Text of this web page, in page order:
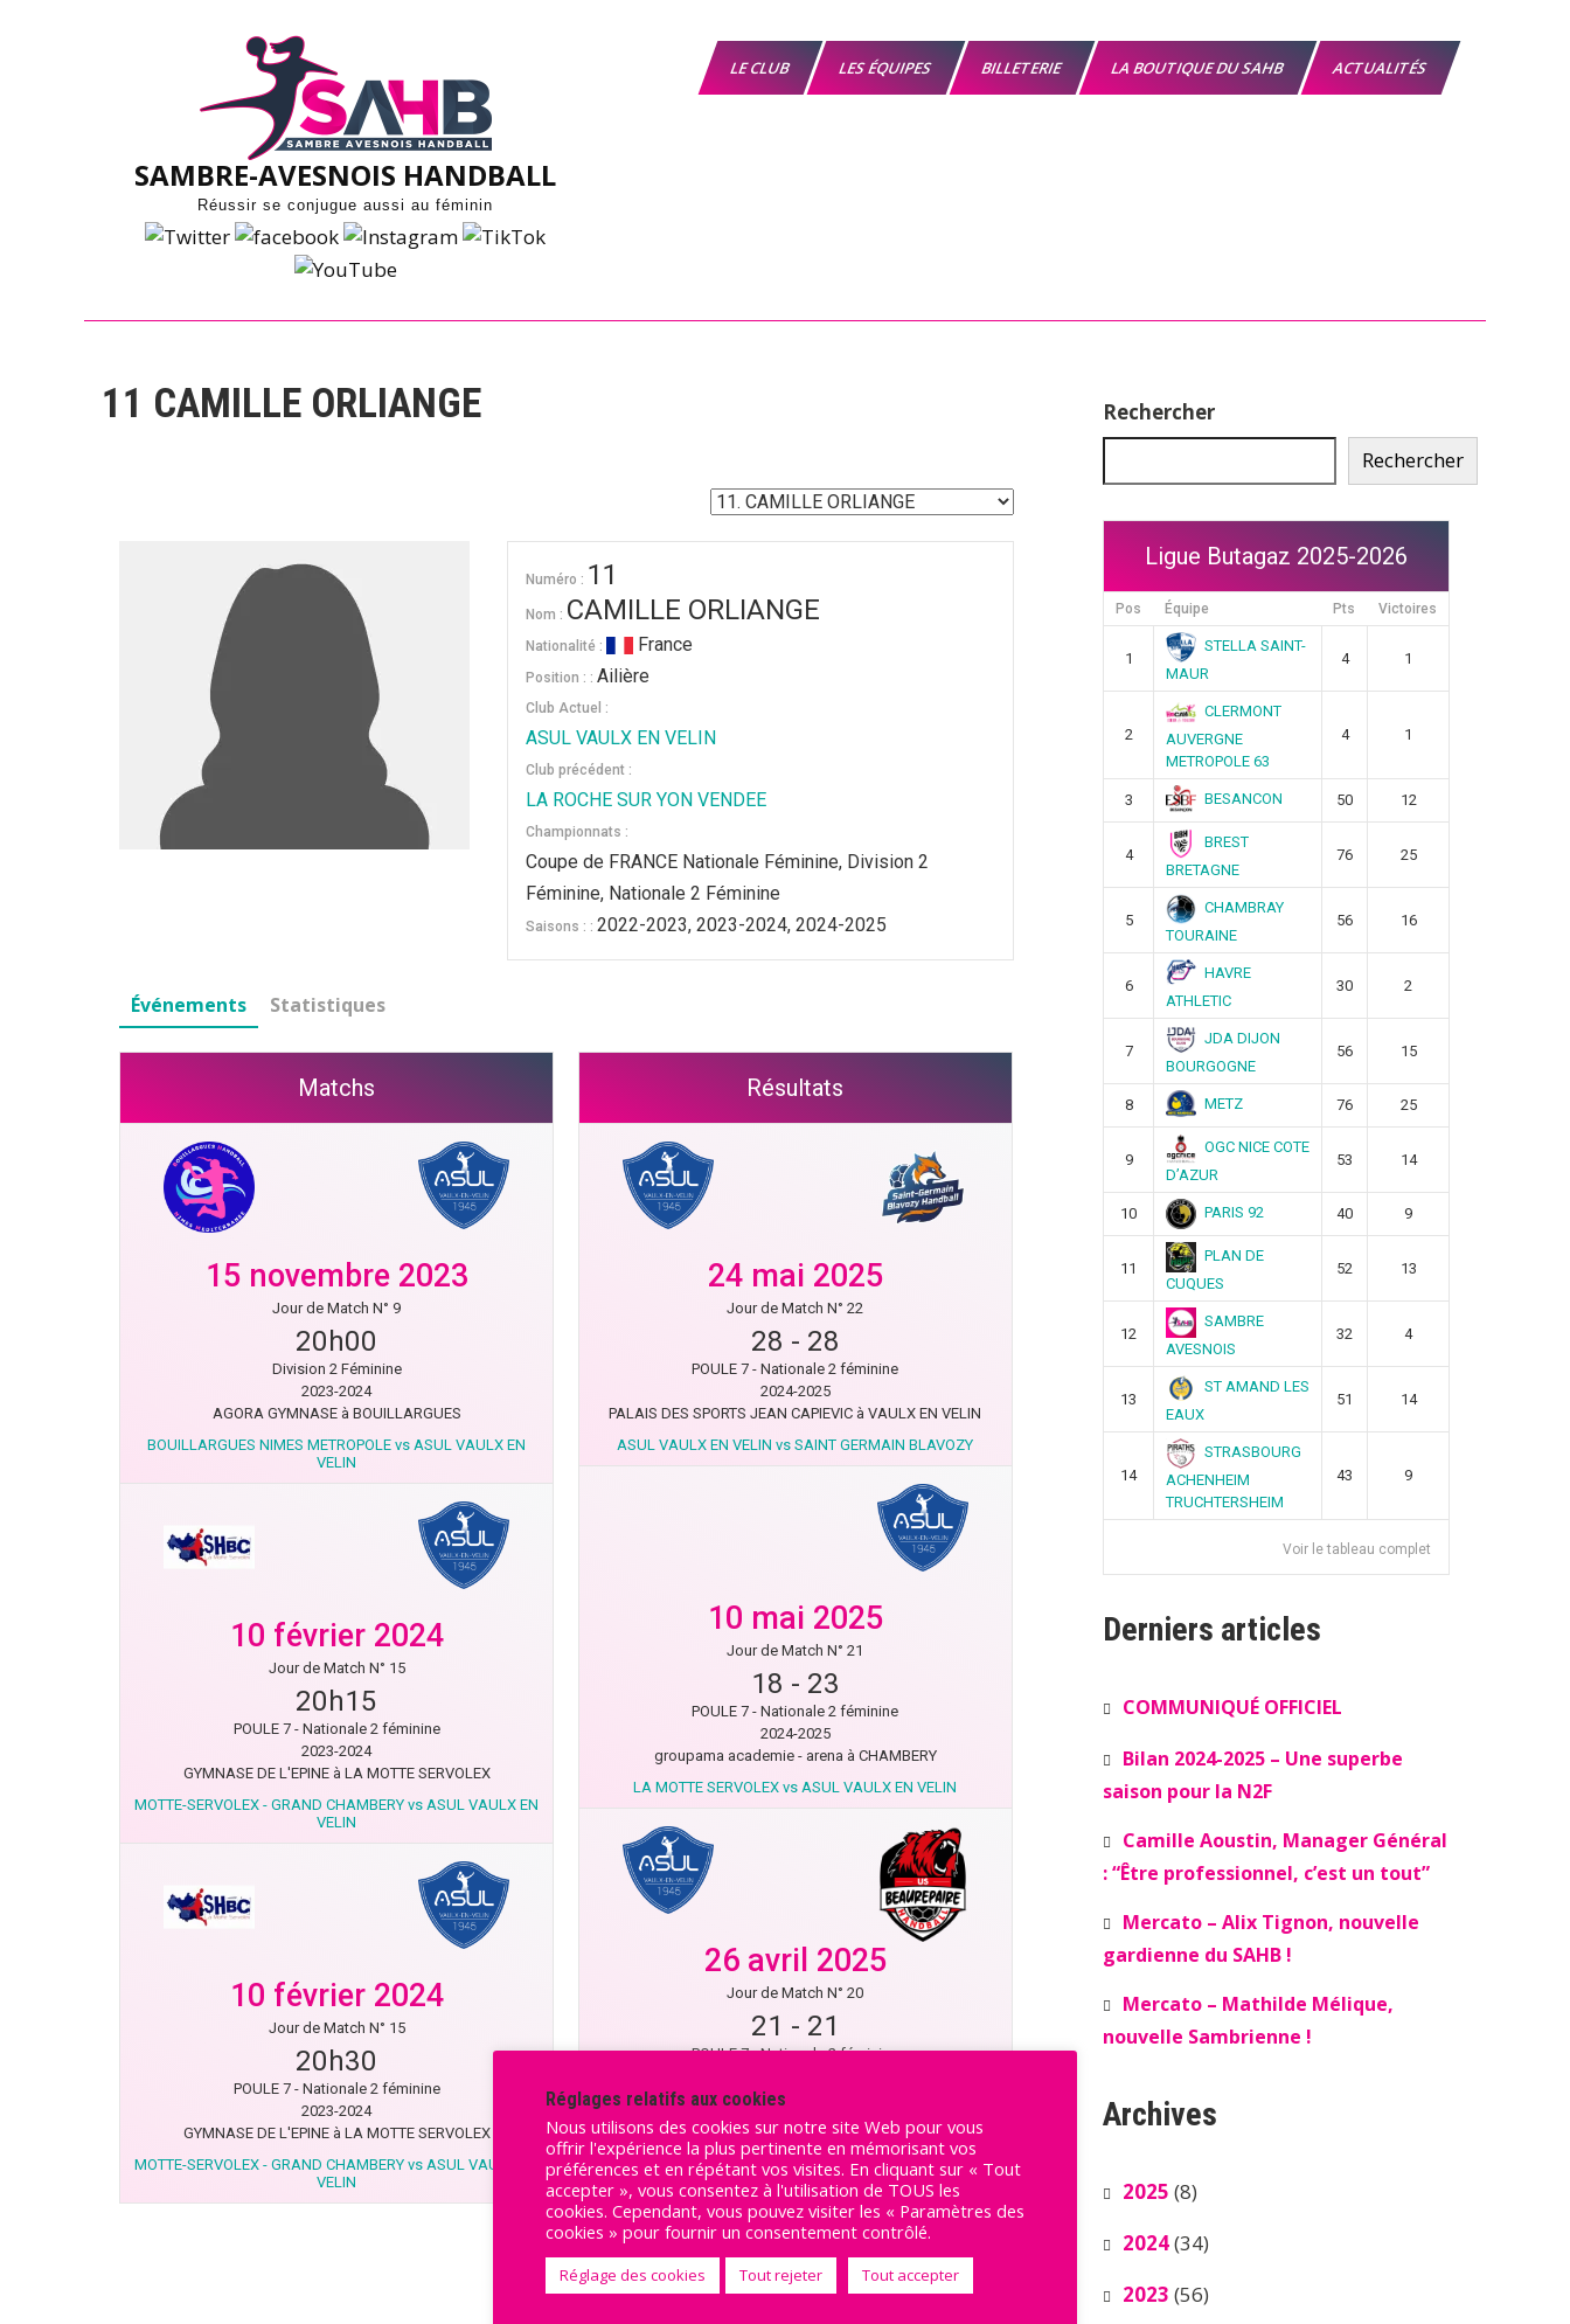
SAMBRE-AVESNOIS HANDBALL
Réussir se conjugue aussi au féminin
LE CLUB LES ÉQUIPES BILLETERIE LA BOUTIQUE DU SAHB ACTUALITÉS
11 CAMILLE ORLIANGE
Numéro : 11
Nom : CAMILLE ORLIANGE
Nationalité : France
Position : : Ailière
Club Actuel :
ASUL VAULX EN VELIN
Club précédent :
LA ROCHE SUR YON VENDEE
Championnats :
Coupe de FRANCE Nationale Féminine, Division 2
Féminine, Nationale 2 Féminine
Saisons : : 2022-2023, 2023-2024, 2024-2025
Événements Statistiques
Matchs
15 novembre 2023
Jour de Match N° 9
20h00
Division 2 Féminine
2023-2024
AGORA GYMNASE à BOUILLARGUES
BOUILLARGUES NIMES METROPOLE vs ASUL VAULX EN
VELIN
10 février 2024
Jour de Match N° 15
20h15
POULE 7 - Nationale 2 féminine
2023-2024
GYMNASE DE L'EPINE à LA MOTTE SERVOLEX
MOTTE-SERVOLEX - GRAND CHAMBERY vs ASUL VAULX EN
VELIN
10 février 2024
Jour de Match N° 15
20h30
POULE 7 - Nationale 2 féminine
2023-2024
GYMNASE DE L'EPINE à LA MOTTE SERVOLEX
MOTTE-SERVOLEX - GRAND CHAMBERY vs ASUL VAULX EN
VELIN
Résultats
24 mai 2025
Jour de Match N° 22
28 - 28
POULE 7 - Nationale 2 féminine
2024-2025
PALAIS DES SPORTS JEAN CAPIEVIC à VAULX EN VELIN
ASUL VAULX EN VELIN vs SAINT GERMAIN BLAVOZY
10 mai 2025
Jour de Match N° 21
18 - 23
POULE 7 - Nationale 2 féminine
2024-2025
groupama academie - arena à CHAMBERY
LA MOTTE SERVOLEX vs ASUL VAULX EN VELIN
26 avril 2025
Jour de Match N° 20
21 - 21
POULE 7 - Nationale 2 féminine
PALAIS DES SPORTS JEAN CAPIEVIC à VAULX EN VELIN
ASUL VAULX EN VELIN vs BEAUREPAIRE
19 avril 2025
Rechercher
Rechercher
Ligue Butagaz 2025-2026
Pos Équipe Pts Victoires
1
STELLA SAINT-
MAUR
4 1
2
CLERMONT
AUVERGNE
METROPOLE 63
4 1
3 BESANCON 50 12
4
BREST
BRETAGNE
76 25
5
CHAMBRAY
TOURAINE
56 16
6
HAVRE
ATHLETIC
30 2
7
JDA DIJON
BOURGOGNE
56 15
8 METZ 76 25
9
OGC NICE COTE
D’AZUR
53 14
10 PARIS 92 40 9
11
PLAN DE
CUQUES
52 13
12
SAMBRE
AVESNOIS
32 4
13
ST AMAND LES
EAUX
51 14
14
STRASBOURG
ACHENHEIM
TRUCHTERSHEIM
43 9
Voir le tableau complet
Derniers articles
COMMUNIQUÉ OFFICIEL
Bilan 2024-2025 – Une superbe
saison pour la N2F
Camille Aoustin, Manager Général
: “Être professionnel, c’est un tout”
Mercato – Alix Tignon, nouvelle
gardienne du SAHB !
Mercato – Mathilde Mélique,
nouvelle Sambrienne !
Archives
2025 (8)
2024(34)
2023 (56)
Réglages relatifs aux cookies
Nous utilisons des cookies sur notre site Web pour vous
offrir l'expérience la plus pertinente en mémorisant vos
préférences et en répétant vos visites. En cliquant sur « Tout
accepter », vous consentez à l'utilisation de TOUS les
cookies. Cependant, vous pouvez visiter les « Paramètres des
cookies » pour fournir un consentement contrôlé.
Réglage des cookies Tout rejeter Tout accepter